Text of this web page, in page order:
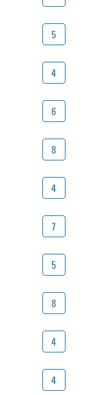
5
4
6
8
4
7
5
8
4
4